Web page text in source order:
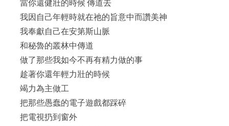
當你還健壯的時候 傳道去
我因自己年輕時就在祂的旨意中而讚美神
我奉獻自己在安第斯山脈
和秘魯的叢林中傳道
做了那些我如今不再有精力做的事
趁著你還年輕力壯的時候
竭力為主做工
把那些愚蠢的電子遊戲都踩碎
把電視扔到窗外